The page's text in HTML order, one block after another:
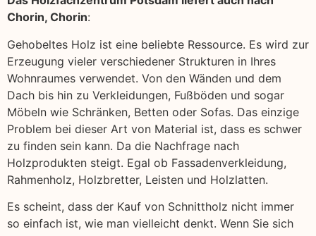
Chorin, Chorin:
Gehobeltes Holz ist eine beliebte Ressource. Es wird zur
Erzeugung vieler verschiedener Strukturen in Ihres
Wohnraumes verwendet. Von den Wänden und dem
Dach bis hin zu Verkleidungen, Fußböden und sogar
Möbeln wie Schränken, Betten oder Sofas. Das einzige
Problem bei dieser Art von Material ist, dass es schwer
zu finden sein kann. Da die Nachfrage nach
Holzprodukten steigt. Egal ob Fassadenverkleidung,
Rahmenholz, Holzbretter, Leisten und Holzlatten.
Es scheint, dass der Kauf von Schnittholz nicht immer
so einfach ist, wie man vielleicht denkt. Wenn Sie sich